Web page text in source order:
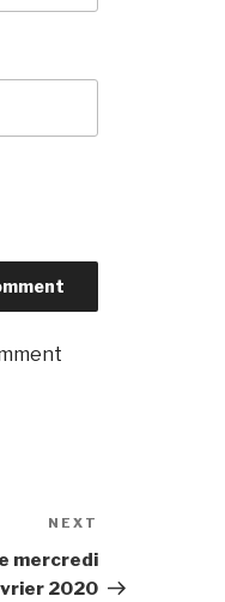
Post
NEXT
mercredi
2020